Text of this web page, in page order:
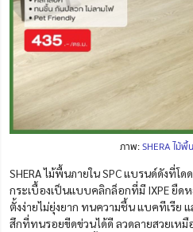
ภาพ:SHERA ไม้พื้
SHERA ไม้พื้นภายใน SPC แบรนด์ดังที่โ
กระเบื้องเป็นแบบคลิกล็อกที่มี IXPEยืดห
ตั้งง่ายไม่ยุ่งยาก ทนความชื้น แบคทีเรีย
สึกที่ทนรอยขีดข่วนได้ดี ลวดลายสวยเหมื